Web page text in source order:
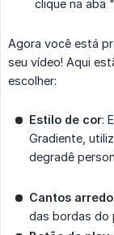
clique na aba
Agora você está
seu vídeo! Aqui
escolher:
Estilo de cor:
Gradiente,
degradê
Cantos
das bordas do